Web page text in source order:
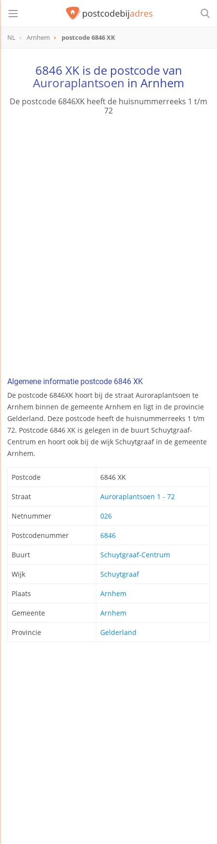
NL Arnhem postcode 6846 XK
6846 XK is de postcode van
Auroraplantsoen in Arnhem
De postcode 6846XK heeft de huisnummerreeks 1 t/m
72
Algemene informatie postcode 6846 XK
De postcode 6846XK hoort bij de straat Auroraplantsoen te
Arnhem binnen de gemeente Arnhem en ligt in de provincie
Gelderland. Deze postcode heeft de huisnummerreeks 1 t/m
72. Postcode 6846 XK is gelegen in de buurt Schuytgraaf-
Centrum en hoort ook bij de wijk Schuytgraaf in de gemeente
Arnhem.
Postcode 6846 XK
Straat Auroraplantsoen 1 - 72
Netnummer 026
Postcodenummer 6846
Buurt Schuytgraaf-Centrum
Wijk Schuytgraaf
Plaats Arnhem
Gemeente Arnhem
Provincie Gelderland